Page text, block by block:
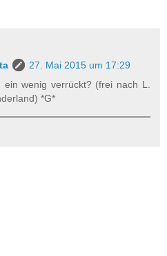
27. Mai 2015 um 17:29
wenig verrückt? (frei nach L.
*G*